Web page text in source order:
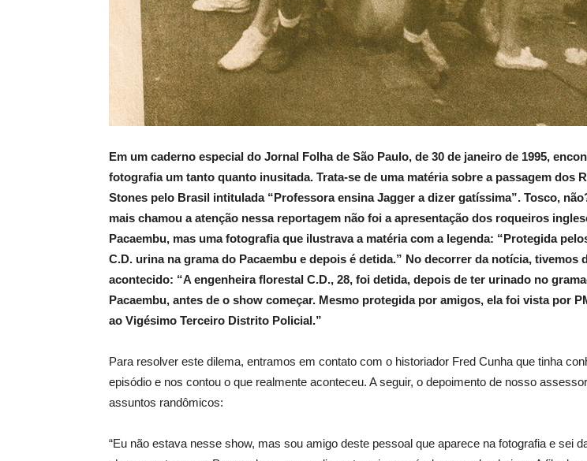
Em um caderno especial do Jornal Folha de São Paulo, de 30 de janeiro de 1995,
fotografia um tanto quanto inusitada. Trata-se de uma matéria sobre a passagem dos
Stones pelo Brasil intitulada “Professora ensina Jagger a dizer gatíssima”. Tosco,
mais chamou a atenção nessa reportagem não foi a apresentação dos roqueiros
Pacaembu, mas uma fotografia que ilustrava a matéria com a legenda: “Protegida
C.D. urina na grama do Pacaembu e depois é detida.” No decorrer da notícia, tivemos
acontecido: “A engenheira florestal C.D., 28, foi detida, depois de ter urinado no
Pacaembu, antes de o show começar. Mesmo protegida por amigos, ela foi vista por
ao Vigésimo Terceiro Distrito Policial.”
Para resolver este dilema, entramos em contato com o historiador Fred Cunha que tinha
episódio e nos contou o que realmente aconteceu. A seguir, o depoimento de nosso
assuntos randômicos:
“Eu não estava nesse show, mas sou amigo deste pessoal que aparece na fotografia e sei